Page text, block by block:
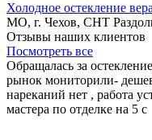
Холодное остекление
МО, г. Чехов, СНТ
Отзывы наших клиентов
Посмотреть все
Обращалась за
рынок мониторили-
нареканий нет , работа
мастера по отделке на 5 с